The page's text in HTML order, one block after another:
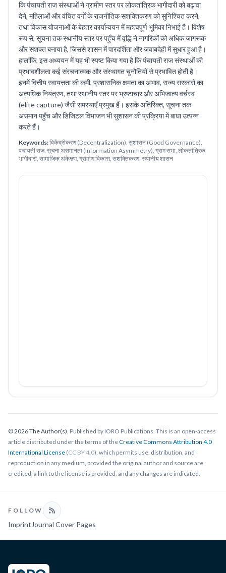
कि पंचायती राज संस्थाओं ने ग्रामीण स्तर पर लोकतांत्रिक भागीदारी को बढ़ावा
देने, महिलाओं और वंचित वर्गों के राजनीतिक सशक्तिकरण को सुनिश्चित करने,
तथा विकास योजनाओं के बेहतर कार्यान्वयन में महत्वपूर्ण भूमिका निभाई है। विशेष
रूप से, सूचना तक स्थानीय स्तर पर पहुँच में वृद्धि ने नागरिकों को अधिक जागरूक
और सशक्त बनाया है, जिससे शासन में पारदर्शिता और जवाबदेही में सुधार हुआ है।
हालांकि, इस अध्ययन में यह भी स्पष्ट किया गया है कि पंचायती राज संस्थाओं की
प्रभावशीलता कई संरचनात्मक और संस्थागत चुनौतियों से प्रभावित होती है।
इनमें वित्तीय स्वायत्तता की कमी, प्रशासनिक क्षमता का अभाव, राज्य सरकारों का
अत्यधिक नियंत्रण, तथा स्थानीय स्तर पर भ्रष्टाचार और अभिजात्य वर्चस्व
(elite capture) जैसी समस्याएँ प्रमुख हैं। इसके अतिरिक्त, सूचना तक
असमान पहुँच और डिजिटल विभाजन भी सुशासन की प्रक्रिया में बाधा उत्पन्न
करते हैं।
Keywords:विकेंद्रीकरण (Decentralization), सुशासन (Good Governance),
पंचायती राज, सूचना असमानता (Information Asymmetry), ग्राम सभा, लोकतांत्रिक
भागीदारी, सामाजिक अंकेक्षण, ग्रामीण विकास, सशक्तिकरण, स्थानीय शासन
© 2026 The Author(s). Published by IORO Publications. This is an open-access
article distributed under the terms of theCreative Commons Attribution 4.0
International License (CC BY 4.0), which permits use, distribution, and
reproduction in any medium, provided the original author and source are
credited, a link to the license is provided, and any changes are indicated.
FOLLOW
Imprint Journal Cover Pages